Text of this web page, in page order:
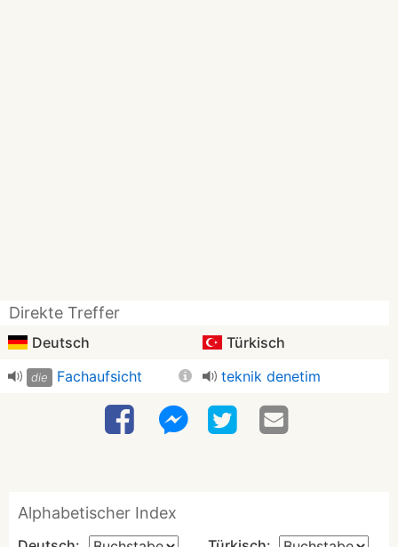
Direkte Treffer
Deutsch Türkisch
die Fachaufsicht teknik denetim
Alphabetischer Index